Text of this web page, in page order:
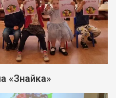
«Знайка»